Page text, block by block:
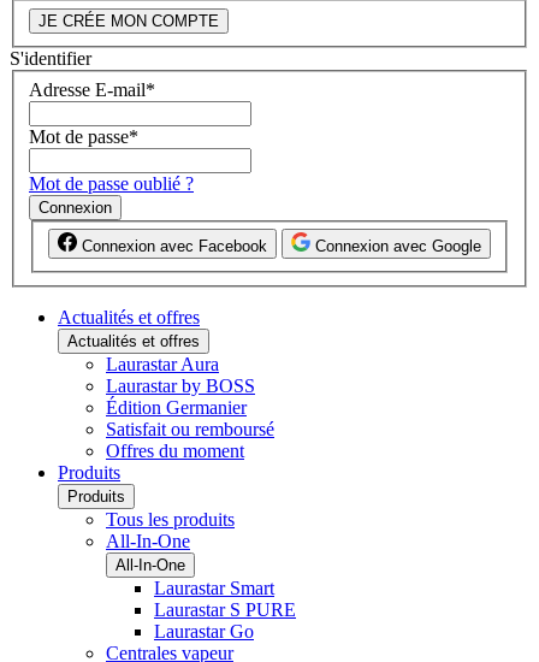
JE CRÉE MON COMPTE
S'identifier
Adresse E-mail*
Mot de passe*
Mot de passe oublié ?
Connexion
Connexion avec Facebook Connexion avec Google
Actualités et offres
Actualités et offres
Laurastar Aura
Laurastar by BOSS
Édition Germanier
Satisfait ou remboursé
Offres du moment
Produits
Produits
Tous les produits
All-In-One
All-In-One
Laurastar Smart
Laurastar S PURE
Laurastar Go
Centrales vapeur